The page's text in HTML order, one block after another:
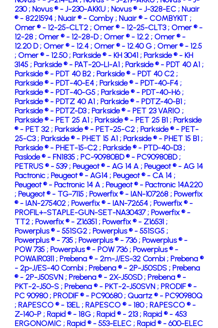
230 ; Novus ® - J-230-AKKU ; Novus ® - J-328-EC ; Nuair
® - 8221594 ; Nuair ® - Comby ; Nuair ® - COMBYKIT ;
Omer ® - 12-25-CLT2 ; Omer ® - 12-25-CLT3 ; Omer ® -
12-28 ; Omer ® - 12-28-D ; Omer ® - 12.2 ; Omer ® -
12.20 D ; Omer ® - 12.4 ; Omer ® - 12.40 G ; Omer ® - 12.5
; Omer ® - 12.50 ; Parkside ® - KH 3041 ; Parkside ® - KH
3145 ; Parkside ® - PAT-20-LI-A1 ; Parkside ® - PDT 40 A1 ;
Parkside ® - PDT 40 B2 ; Parkside ® - PDT 40 C2 ;
Parkside ® - PDT-40-E4 ; Parkside ® - PDT-40-F4 ;
Parkside ® - PDT-40-G5 ; Parkside ® - PDT-40-H6 ;
Parkside ® - PDTZ 40 A1 ; Parkside ® - PDTZ-40-B1 ;
Parkside ® - PDTZ-D3 ; Parkside ® - PET 23 VARIO ;
Parkside ® - PET 25 A1 ; Parkside ® - PET 25 B1 ; Parkside
® - PET 32 ; Parkside ® - PET-25-C2 ; Parkside ® - PET-
25-C3 ; Parkside ® - PHET 15 A1 ; Parkside ® - PHET 15 B1 ;
Parkside ® - PHET-15-C2 ; Parkside ® - PTD-40-D3 ;
Paslode ® - FN1835 ; PC-90980BD ® - PC90980BD ;
PETRUS ® - 539 ; Peugeot ® - AG 14 A ; Peugeot ® - AG 14
Pactronic ; Peugeot ® - AG14 ; Peugeot ® - CA 14 ;
Peugeot ® - Pactronic 14 A ; Peugeot ® - Pactronic 14A220
; Peugeot ® - TG-7115 ; Powerfix ® - IAN-107268 ; Powerfix
® - IAN-275402 ; Powerfix ® - IAN-72654 ; Powerfix ® -
PROFIL+-STAPLE-GUN-SET-NA30437 ; Powerfix ® -
TT2 ; Powerfix ® - Z16351 ; Powerfix ® - Z16531 ;
Powerplus ® - 551SG2 ; Powerplus ® - 551SG5 ;
Powerplus ® - 735 ; Powerplus ® - 736 ; Powerplus ® -
POW 735 ; Powerplus ® - POW 736 ; Powerplus ® -
POWAIR0311 ; Prebena ® - 2m-J/ES-32 Combi ; Prebena ®
- 2p-J/ES-40 Combi ; Prebena ® - 2P-J50SDS ; Prebena
® - 2P-J50SVN ; Prebena ® - 2X-J50SD ; Prebena ® -
PKT-2-J50-S ; Prebena ® - PKT-2-J50SVN ; PRODIF ® -
PC 90980 ; PRODIF ® - PC90680 ; Quartz ® - PC90980Q
; RAPESCO ® - 13EL ; RAPESCO ® - 180 ; RAPESCO ® -
Z-140-P ; Rapid ® - 18G ; Rapid ® - 213 ; Rapid ® - 453
ERGONOMIC ; Rapid ® - 553-ELEC ; Rapid ® - 600-ELEC